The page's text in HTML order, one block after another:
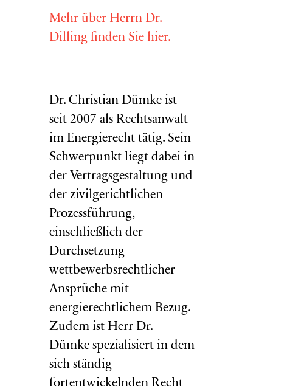
Mehr über Herrn Dr.
Dilling finden Sie hier.
Dr. Christian Dümke ist
seit 2007 als Rechtsanwalt
im Energierecht tätig. Sein
Schwerpunkt liegt dabei in
der Vertragsgestaltung und
der zivilgerichtlichen
Prozessführung,
einschließlich der
Durchsetzung
wettbewerbsrechtlicher
Ansprüche mit
energierechtlichem Bezug.
Zudem ist Herr Dr.
Dümke spezialisiert in dem
sich ständig